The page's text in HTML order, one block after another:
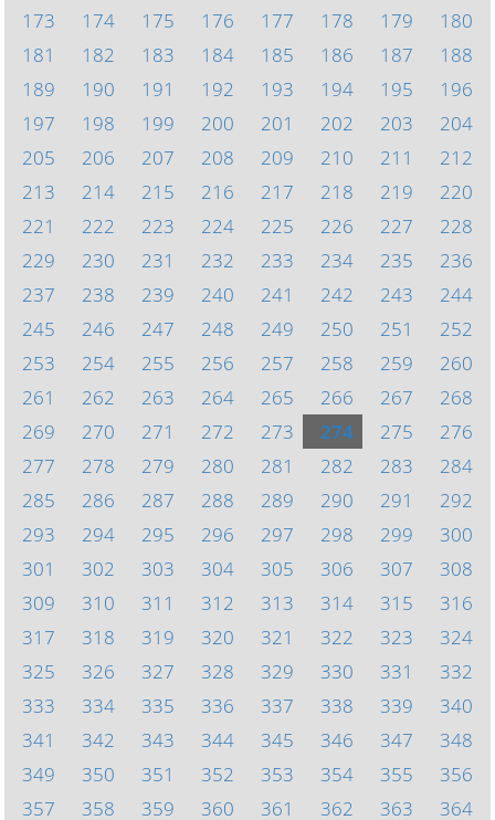
173
174 175 176 177 178 179
180
181
182 183 184 185 186 187
188
189
190 191 192 193 194 195
196
197
198 199 200 201 202 203
204
205
206 207 208 209 210 211
212
213
214 215 216 217 218 219
220
221
222 223 224 225 226 227
228
229
230 231 232 233 234 235
236
237
238 239 240 241 242 243
244
245
246 247 248 249 250 251
252
253
254 255 256 257 258 259
260
261
262 263 264 265 266 267
268
269
270 271 272 273 274 275
276
277
278 279 280 281 282 283
284
285
286 287 288 289 290 291
292
293
294 295 296 297 298 299
300
301
302 303 304 305 306 307
308
309
310 311 312 313 314 315
316
317
318 319 320 321 322 323
324
325
326 327 328 329 330 331
332
333
334 335 336 337 338 339
340
341
342 343 344 345 346 347
348
349
350 351 352 353 354 355
356
357
358 359 360 361 362 363 364